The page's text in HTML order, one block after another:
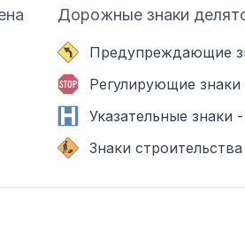
Дорожные знаки
Предупреждающие
Регулирующие
Указательные знаки
Знаки